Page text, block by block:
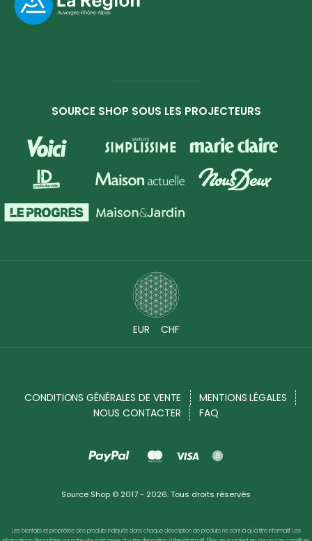
SOURCE SHOP SOUS LES PROJECTEURS
EUR CHF
CONDITIONS GÉNÉRALES DE VENTE
MENTIONS LÉGALES
NOUS CONTACTER
FAQ
Source Shop © 2017 - 2026. Tous droits réservés
Les bienfaits et propriétés des produits indiqués dans chaque description de produits ne sont là qu'à titre informatif. Les